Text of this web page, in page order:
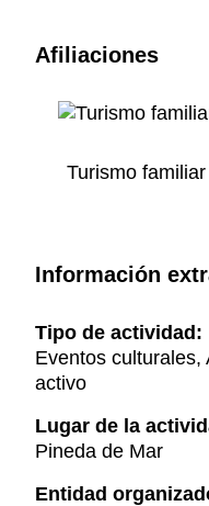
Afiliaciones
Turismo familiar
Información
Tipo de actividad:
Eventos culturales,
activo
Lugar de la
Pineda de Mar
Entidad